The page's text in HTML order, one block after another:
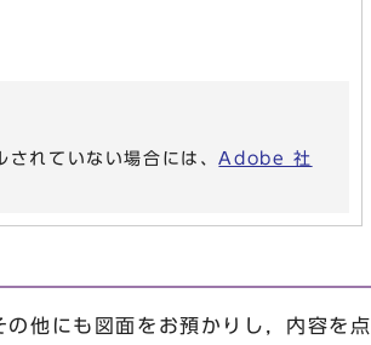
れていない場合には、Adobe 社
他にも図面をお預かりし，内容を点